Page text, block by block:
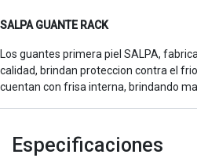
SALPA GUANTE RACK
Los guantes primera piel SALPA,
calidad, brindan proteccion contra el
cuentan con frisa interna, brindando
Especificaciones